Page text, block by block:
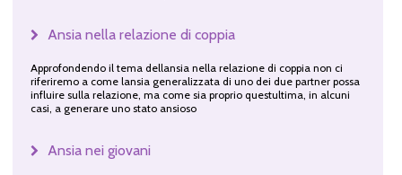
Ansia nella relazione di coppia
Approfondendo il tema dellansia nella relazione di coppia non ci
riferiremo a come lansia generalizzata di uno dei due partner possa
influire sulla relazione, ma come sia proprio questultima, in alcuni
casi, a generare uno stato ansioso
Ansia nei giovani